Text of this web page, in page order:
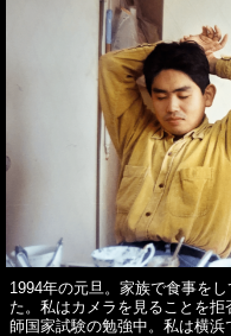
1994年の元旦。家族で食事を
た。私はカメラを見ることを
師国家試験の勉強中。私は横